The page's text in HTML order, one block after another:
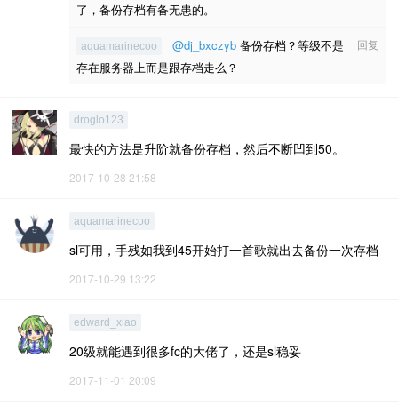
了，备份存档有备无患的。
回复
aquamarinecoo @dj_bxczyb 备份存档？等级不是
存在服务器上而是跟存档走么？
droglo123
最快的方法是升阶就备份存档，然后不断凹到50。
2017-10-28 21:58
aquamarinecoo
sl可用，手残如我到45开始打一首歌就出去备份一次存档
2017-10-29 13:22
edward_xiao
20级就能遇到很多fc的大佬了，还是sl稳妥
2017-11-01 20:09